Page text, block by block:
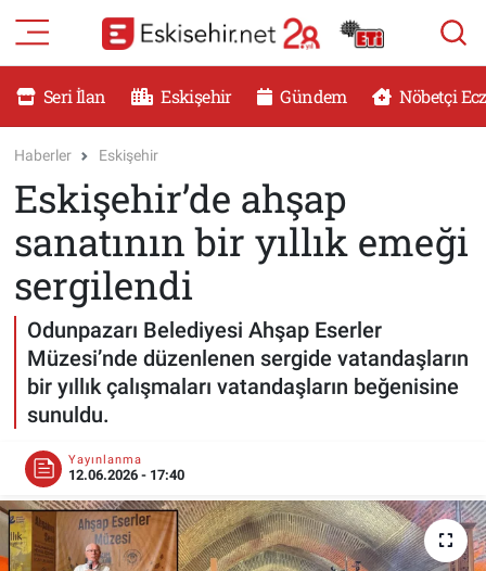
Seri İlan Eskişehir Gündem Nöbetçi
Haberler Eskişehir
Eskişehir’de ahşap
sanatının bir yıllık emeği
sergilendi
Odunpazarı Belediyesi Ahşap Eserler
Müzesi’nde düzenlenen sergide vatandaşların
bir yıllık çalışmaları vatandaşların beğenisine
sunuldu.
Yayınlanma
12.06.2026 - 17:40
RESMİ İLANLAR
DÜNYA
SAĞLIK
MAGAZİN
KADIN
TEKNOLOJİ
YEMEK
ESKİŞEHİR NÖBETÇİ ECZANELER
Eskişehir Nöbetçi Eczaneler
Eskişehir Namaz Vakitleri
Eskişehir Trafik Yoğunluk Haritası
Süper Lig Puan Durumu ve Fikstür
Tüm Manşetler
Son Dakika Haberleri
Haber Arşivi